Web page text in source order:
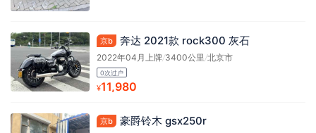
京b 奔达 2021款 rock300 灰石
2022年04月上牌/3400公里 /北京市
0次过户
¥11,980
京b 豪爵铃木 gsx250r